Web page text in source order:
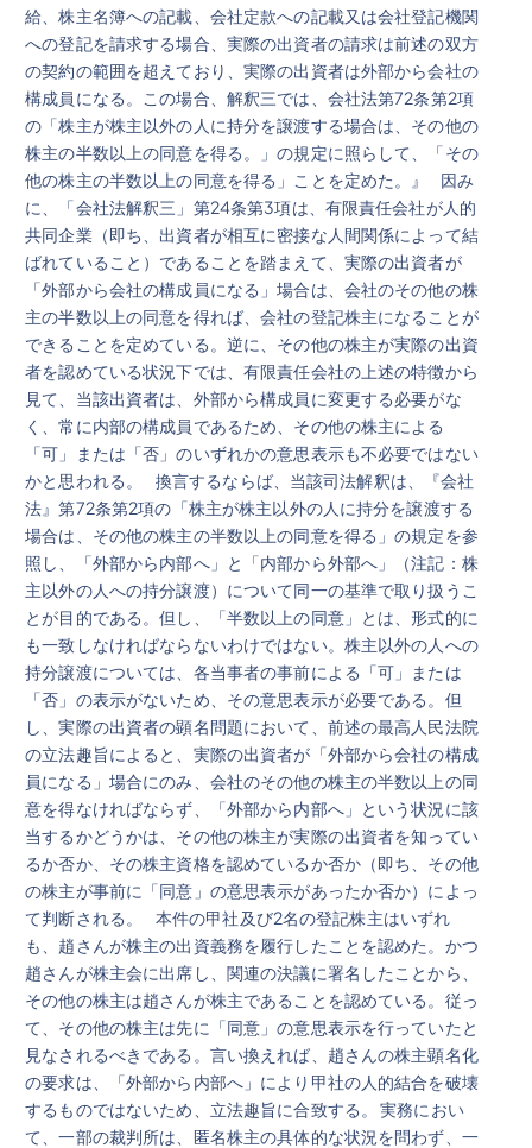
給、株主名簿への記載、会社定款への記載又は会社登記機関
への登記を請求する場合、実際の出資者の請求は前述の双方
の契約の範囲を超えており、実際の出資者は外部から会社の
構成員になる。この場合、解釈三では、会社法第72条第2項
の「株主が株主以外の人に持分を譲渡する場合は、その他の
株主の半数以上の同意を得る。」の規定に照らして、「その
他の株主の半数以上の同意を得る」ことを定めた。』 因み
に、「会社法解釈三」第24条第3項は、有限責任会社が人的
共同企業（即ち、出資者が相互に密接な人間関係によって結
ばれていること）であることを踏まえて、実際の出資者が
「外部から会社の構成員になる」場合は、会社のその他の株
主の半数以上の同意を得れば、会社の登記株主になることが
できることを定めている。逆に、その他の株主が実際の出資
者を認めている状況下では、有限責任会社の上述の特徴から
見て、当該出資者は、外部から構成員に変更する必要がな
く、常に内部の構成員であるため、その他の株主による
「可」または「否」のいずれかの意思表示も不必要ではない
かと思われる。 換言するならば、当該司法解釈は、『会社
法』第72条第2項の「株主が株主以外の人に持分を譲渡する
場合は、その他の株主の半数以上の同意を得る」の規定を参
照し、「外部から内部へ」と「内部から外部へ」（注記：株
主以外の人への持分譲渡）について同一の基準で取り扱うこ
とが目的である。但し、「半数以上の同意」とは、形式的に
も一致しなければならないわけではない。株主以外の人への
持分譲渡については、各当事者の事前による「可」または
「否」の表示がないため、その意思表示が必要である。但
し、実際の出資者の顕名問題において、前述の最高人民法院
の立法趣旨によると、実際の出資者が「外部から会社の構成
員になる」場合にのみ、会社のその他の株主の半数以上の同
意を得なければならず、「外部から内部へ」という状況に該
当するかどうかは、その他の株主が実際の出資者を知ってい
るか否か、その株主資格を認めているか否か（即ち、その他
の株主が事前に「同意」の意思表示があったか否か）によっ
て判断される。 本件の甲社及び2名の登記株主はいずれ
も、趙さんが株主の出資義務を履行したことを認めた。かつ
趙さんが株主会に出席し、関連の決議に署名したことから、
その他の株主は趙さんが株主であることを認めている。従っ
て、その他の株主は先に「同意」の意思表示を行っていたと
見なされるべきである。言い換えれば、趙さんの株主顕名化
の要求は、「外部から内部へ」により甲社の人的結合を破壊
するものではないため、立法趣旨に合致する。 実務におい
て、一部の裁判所は、匿名株主の具体的な状況を問わず、一